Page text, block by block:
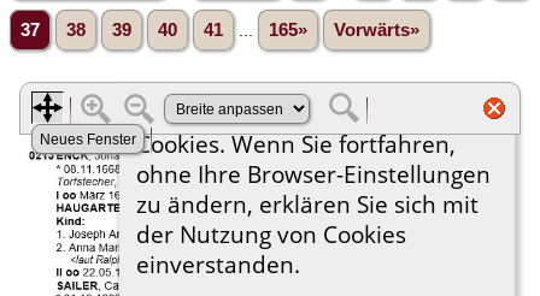
37 38 39 40 41 165» Vorwärts»